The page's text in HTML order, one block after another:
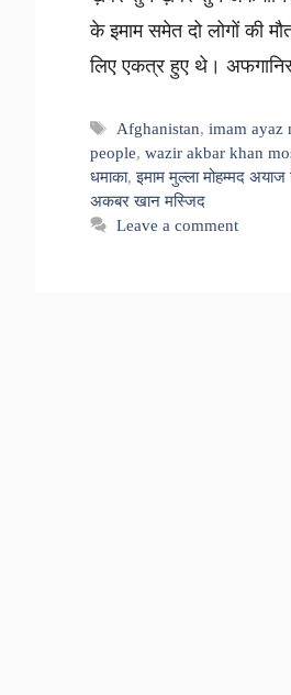
के इमाम समेत दो लोगों की
लिए एकत्र हुए थे।
Tags
Afghanistan,imam ayaz
people, wazir akbar khan
धमाका,इमाम मुल्ला मोहम्मद अयाज
अकबर खान मस्जिद
Leave a comment